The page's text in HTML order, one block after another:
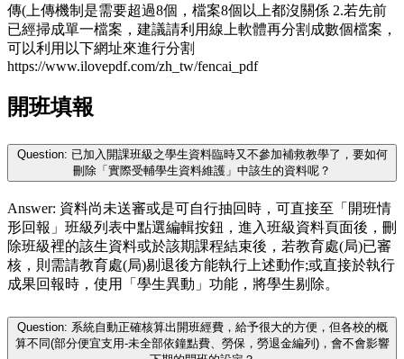
傳(上傳機制是需要超過8個，檔案8個以上都沒關係 2.若先前
已經掃成單一檔案，建議請利用線上軟體再分割成數個檔案，
可以利用以下網址來進行分割
https://www.ilovepdf.com/zh_tw/fencai_pdf
開班填報
Question: 已加入開課班級之學生資料臨時又不參加補救教學了，要如何
刪除「實際受輔學生資料維護」中該生的資料呢？
Answer: 資料尚未送審或是可自行抽回時，可直接至「開班情
形回報」班級列表中點選編輯按鈕，進入班級資料頁面後，刪
除班級裡的該生資料或於該期課程結束後，若教育處(局)已審
核，則需請教育處(局)剔退後方能執行上述動作;或直接於執行
成果回報時，使用「學生異動」功能，將學生剔除。
Question: 系統自動正確核算出開班經費，給予很大的方便，但各校的概
算不同(部分便宜支用-未全部依鐘點費、勞保，勞退金編列)，會不會影響